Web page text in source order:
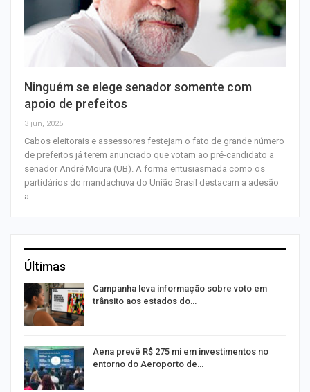
Ninguém se elege senador somente com
apoio de prefeitos
3 jun, 2025
Cabos eleitorais e assessores festejam o fato de grande número
de prefeitos já terem anunciado que votam ao pré-candidato a
senador André Moura (UB). A forma entusiasmada como os
partidários do mandachuva do União Brasil destacam a adesão
a…
Últimas
Campanha leva informação sobre voto em
trânsito aos estados do…
Aena prevê R$ 275 mi em investimentos no
entorno do Aeroporto de…